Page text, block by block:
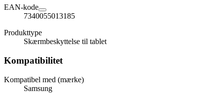
EAN-kode
7340055013185
Produkttype
Skærmbeskyttelse til tablet
Kompatibilitet
Kompatibel med (mærke)
Samsung